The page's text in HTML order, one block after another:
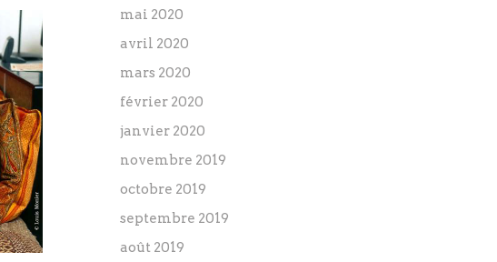
mai 2020
avril 2020
mars 2020
février 2020
janvier 2020
novembre 2019
octobre 2019
septembre 2019
août 2019